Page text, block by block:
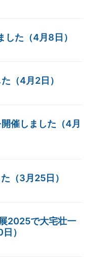
した（4月8日）
（4月2日）
催しました（4月
（3月25日）
2025で大宅壮一
）